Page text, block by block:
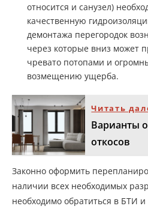
относится и санузел)
качественную
демонтажа перегородок
через которые вниз может
чревато потопами и
возмещению ущерба.
Читать
Варианты
откосов
Законно оформить
наличии всех необходимых
необходимо обратиться в БТИ